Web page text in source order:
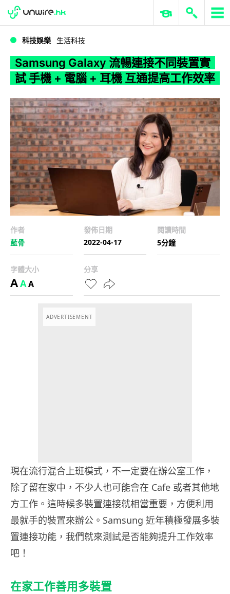
WWDC 2026 ERP 與商業 AI
科技娛樂 生活科技
Samsung Galaxy 流暢連接不同裝置實
試 手機 + 電腦 + 耳機 互通提高工作效率
作者
藍骨
發佈日期
2022-04-17
閱讀時間
5分鐘
字體大小
AAA
分享
ADVERTISEMENT
現在流行混合上班模式，不一定要在辦公室工作，
除了留在家中，不少人也可能會在 Cafe 或者其他地
方工作。這時候多裝置連接就相當重要，方便利用
最就手的裝置來辦公。Samsung 近年積極發展多裝
置連接功能，我們就來測試是否能夠提升工作效率
吧！
在家工作善用多裝置